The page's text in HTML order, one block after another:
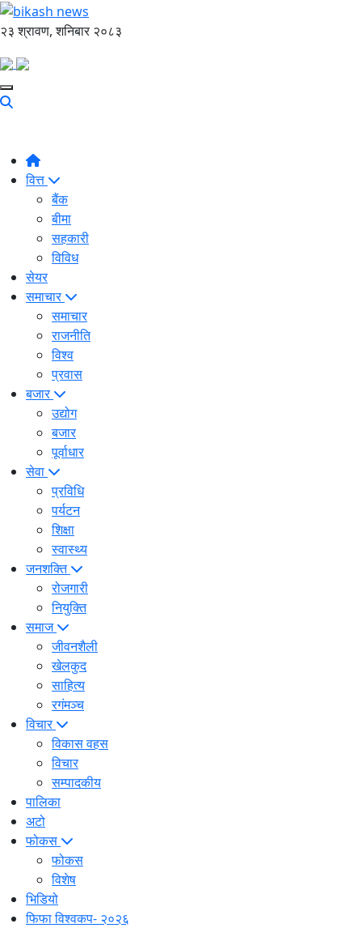
२३ श्रावण, शनिबार २०८३
वित्त
बैंक
बीमा
सहकारी
विविध
सेयर
समाचार
समाचार
राजनीति
विश्व
प्रवास
बजार
उद्योग
बजार
पूर्वाधार
सेवा
प्रविधि
पर्यटन
शिक्षा
स्वास्थ्य
जनशक्ति
रोजगारी
नियुक्ति
समाज
जीवनशैली
खेलकुद
साहित्य
रगंमञ्च
विचार
विकास वहस
विचार
सम्पादकीय
पालिका
अटो
फोकस
फोकस
विशेष
भिडियो
फिफा विश्वकप- २०२६